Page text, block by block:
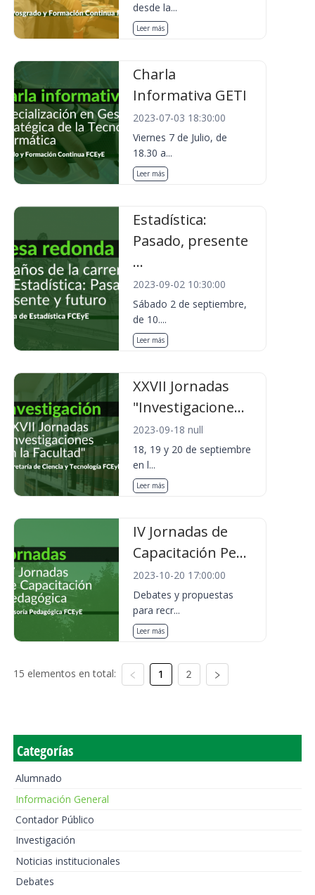
desde la...
Leer más
Charla
Informativa GETI
2023-07-03 18:30:00
Viernes 7 de Julio, de
18.30 a...
Leer más
Estadística:
Pasado, presente
...
2023-09-02 10:30:00
Sábado 2 de septiembre,
de 10....
Leer más
XXVII Jornadas
"Investigacione...
2023-09-18 null
18, 19 y 20 de septiembre
en l...
Leer más
IV Jornadas de
Capacitación Pe...
2023-10-20 17:00:00
Debates y propuestas
para recr...
Leer más
15 elementos en total: 1 2
Categorías
Alumnado
Información General
Contador Público
Investigación
Noticias institucionales
Debates